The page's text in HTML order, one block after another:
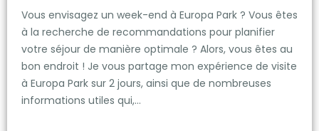
Vous envisagez un week-end à Europa Park ? Vous êtes
à la recherche de recommandations pour planifier
votre séjour de manière optimale ? Alors, vous êtes au
bon endroit ! Je vous partage mon expérience de visite
à Europa Park sur 2 jours, ainsi que de nombreuses
informations utiles qui,…